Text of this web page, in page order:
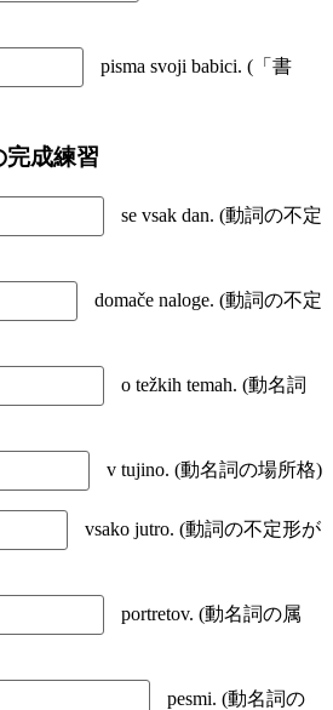
pisma svoji babici. (「書
完成練習
se vsak dan. (動詞の不定
domače naloge. (動詞の不定
o težkih temah. (動名詞
v tujino. (動名詞の場所格)
vsako jutro. (動詞の不定形が
portretov. (動名詞の属
pesmi. (動名詞の